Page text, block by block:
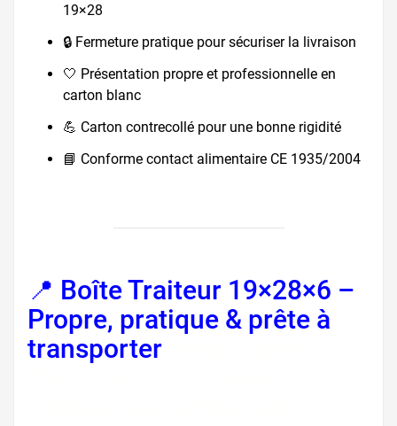
19×28
🔒 Fermeture pratique pour sécuriser la livraison
🤍 Présentation propre et professionnelle en
carton blanc
💪 Carton contrecollé pour une bonne rigidité
📘 Conforme contact alimentaire CE 1935/2004
📍 Boîte Traiteur 19×28×6 –
Propre, pratique & prête à
transporter